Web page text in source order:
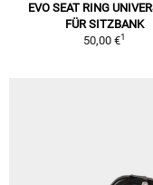
EVO SEAT RING
FÜR SITZBANK
50,00 €1